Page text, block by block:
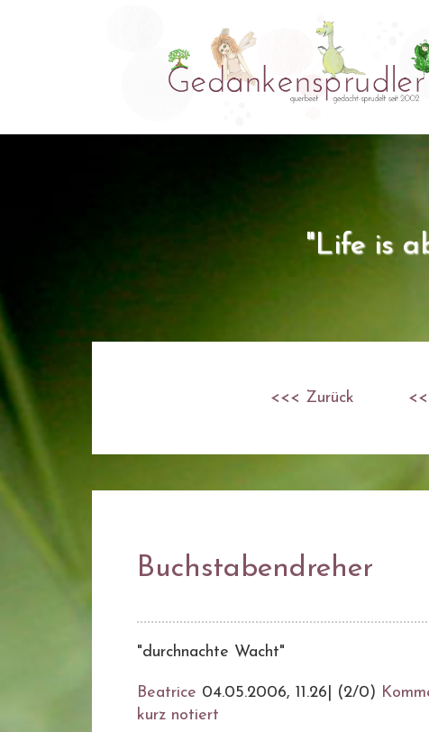
"Life is
<<< Zurück
Buchstabendreher
"durchnachte Wacht"
Beatrice 04.05.2006, 11.26 (2/0)
kurz notiert